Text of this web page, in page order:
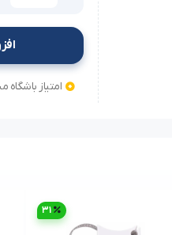
امتیاز باشگاه
31